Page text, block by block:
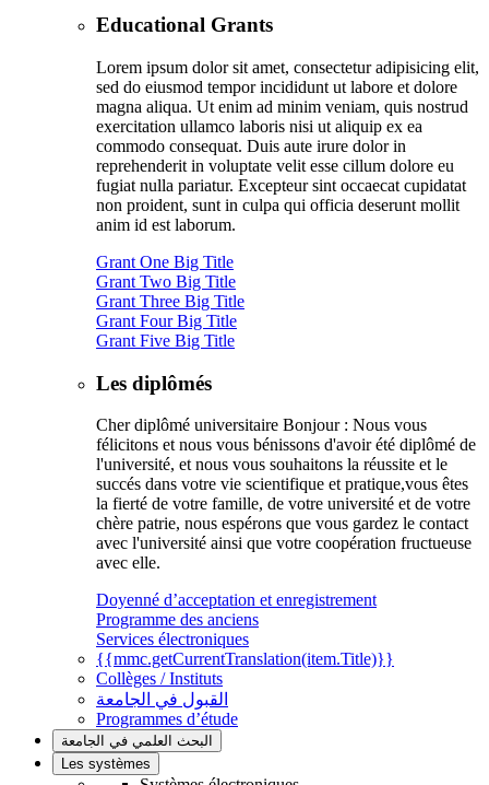
Educational Grants
Lorem ipsum dolor sit amet, consectetur adipisicing elit,
sed do eiusmod tempor incididunt ut labore et dolore
magna aliqua. Ut enim ad minim veniam, quis nostrud
exercitation ullamco laboris nisi ut aliquip ex ea
commodo consequat. Duis aute irure dolor in
reprehenderit in voluptate velit esse cillum dolore eu
fugiat nulla pariatur. Excepteur sint occaecat cupidatat
non proident, sunt in culpa qui officia deserunt mollit
anim id est laborum.
Grant One Big Title
Grant Two Big Title
Grant Three Big Title
Grant Four Big Title
Grant Five Big Title
Les diplômés
Cher diplômé universitaire Bonjour : Nous vous
félicitons et nous vous bénissons d'avoir été diplômé de
l'université, et nous vous souhaitons la réussite et le
succés dans votre vie scientifique et pratique,vous êtes
la fierté de votre famille, de votre université et de votre
chère patrie, nous espérons que vous gardez le contact
avec l'université ainsi que votre coopération fructueuse
avec elle.
Doyenné d’acceptation et enregistrement
Programme des anciens
Services électroniques
{{mmc.getCurrentTranslation(item.Title)}}
Collèges / Instituts
القبول في الجامعة
Programmes d’étude
البحث العلمي في الجامعة
Les systèmes